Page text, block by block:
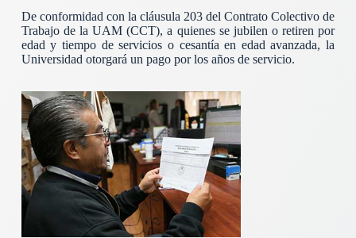
De conformidad con la cláusula 203 del Contrato Colectivo de
Trabajo de la UAM (CCT), a quienes se jubilen o retiren por
edad y tiempo de servicios o cesantía en edad avanzada, la
Universidad otorgará un pago por los años de servicio.